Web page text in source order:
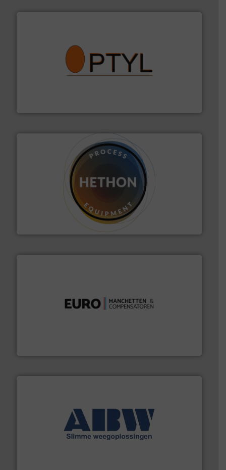
aanspreekpunt voor uw vragen omtrent stof.
HETHON is wereldwijd specialist in poeder- en
vloeistofdosering, met name bij lastig te verwerken
Meer info ➜
geautomatiseerde weegoplossingen.Meer info ➜